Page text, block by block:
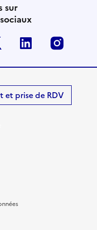
sur
Twitter-X Linkedin
et prise de RDV